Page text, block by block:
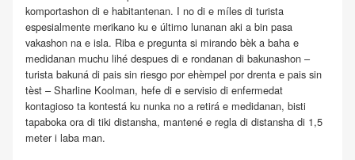
komportashon di e habitantenan. I no di e míles di turista
espesialmente merikano ku e último lunanan aki a bin pasa
vakashon na e isla. Riba e pregunta si mirando bèk a baha e
medidanan muchu lihé despues di e rondanan di bakunashon –
turista bakuná di pais sin riesgo por ehèmpel por drenta e pais sin
tèst – Sharline Koolman, hefe di e servisio di enfermedat
kontagioso ta kontestá ku nunka no a retirá e medidanan, bisti
tapaboka ora di tiki distansha, mantené e regla di distansha di 1,5
meter i laba man.